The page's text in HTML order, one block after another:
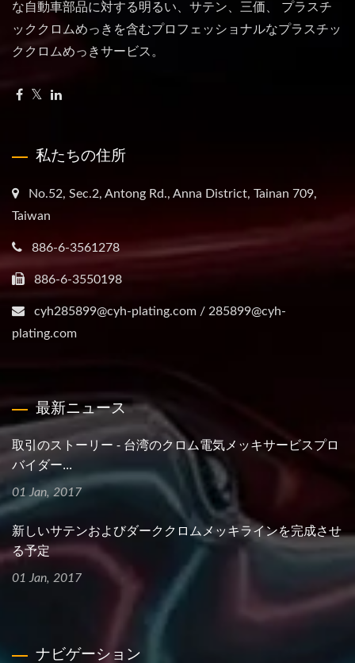
な自動車部品に対する明るい、サテン、三価、 プラスチ
ッククロムめっきを含むプロフェッショナルなプラスチッ
ククロムめっきサービス。
私たちの住所
No.52, Sec.2, Antong Rd., Anna District, Tainan 709,
Taiwan
886-6-3561278
886-6-3550198
cyh285899@cyh-plating.com / 285899@cyh-
plating.com
最新ニュース
取引のストーリー - 台湾のクロム電気メッキサービスプロ
バイダー...
01 Jan, 2017
新しいサテンおよびダーククロムメッキラインを完成させ
る予定
01 Jan, 2017
ナビゲーション